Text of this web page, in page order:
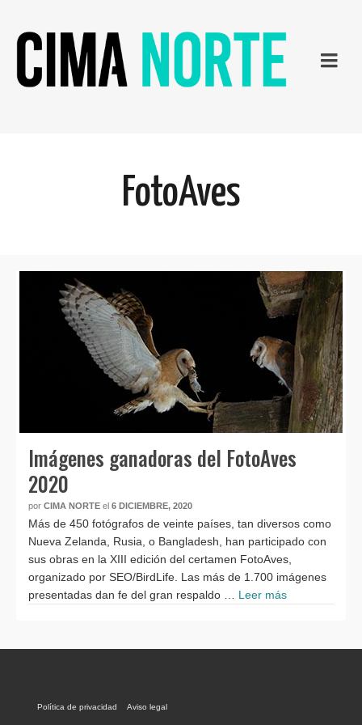
FotoAves
Imágenes ganadoras del FotoAves
2020
por CIMA NORTE el 6 DICIEMBRE, 2020
Más de 450 fotógrafos de veinte países, tan diversos como
Nueva Zelanda, Rusia, o Bangladesh, han participado con
sus obras en la XIII edición del certamen FotoAves,
organizado por SEO/BirdLife. Las más de 1.700 imágenes
presentadas dan fe del gran respaldo … Leer más
Política de privacidad Aviso legal